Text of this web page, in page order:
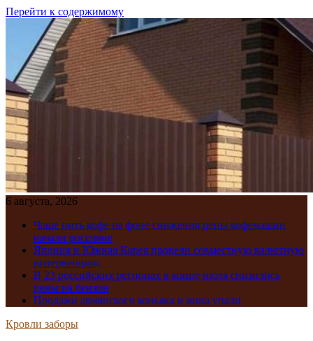
Перейти к содержимому
6 августа, 2026
Чаще пить кофе на фоне снижения цены кофемашин
начали россияне
Япония и Южная Корея провели совместную валютную
интервенцию
В 23 российских регионах в конце июля снизились
цены на бензин
Продажи армянского коньяка и вина упали
Кровли заборы